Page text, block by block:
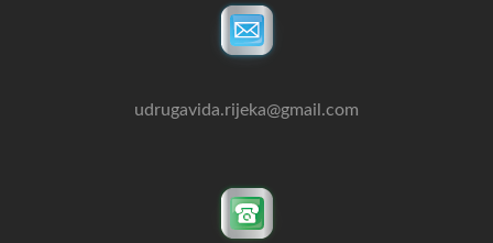
udrugavida.rijeka@gmail.com